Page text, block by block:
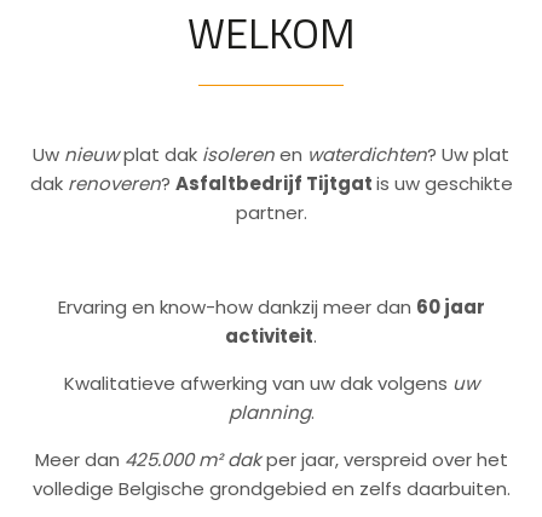
WELKOM
Uw nieuwplat dak isolerenen waterdichten? Uw plat
dak renoveren? Asfaltbedrijf Tijtgatis uw geschikte
partner.
Ervaring en know-how dankzij meer dan 60 jaar
activiteit.
Kwalitatieve afwerking van uw dak volgens uw
planning.
Meer dan 425.000 m² dakper jaar, verspreid over het
volledige Belgische grondgebied en zelfs daarbuiten.